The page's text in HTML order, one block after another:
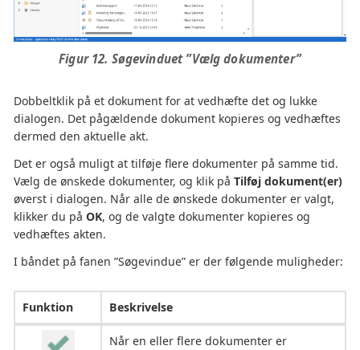
Figur 12. Søgevinduet ”Vælg dokumenter”
Dobbeltklik på et dokument for at vedhæfte det og lukke
dialogen. Det pågældende dokument kopieres og vedhæftes
dermed den aktuelle akt.
Det er også muligt at tilføje flere dokumenter på samme tid.
Vælg de ønskede dokumenter, og klik på Tilføj dokument(er)
øverst i dialogen. Når alle de ønskede dokumenter er valgt,
klikker du på OK, og de valgte dokumenter kopieres og
vedhæftes akten.
I båndet på fanen ”Søgevindue” er der følgende muligheder:
Funktion Beskrivelse
Når en eller flere dokumenter er